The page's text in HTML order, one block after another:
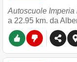
Autoscuole Imperia
a 22.95 km. da